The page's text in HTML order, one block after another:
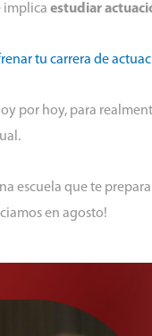
implica estudiar
tu carrera de
por hoy, para
escuela que te
en agosto!